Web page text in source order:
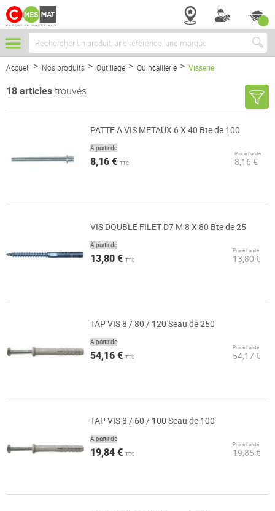
Chercher
Accueil Nos produits Outillage Quincaillerie Visserie
18articlestrouvés
PATTE A VIS METAUX 6 X 40 Bte de 100
À partir de
8,16 € TTC
Prix à l’unité
8,16 €
VIS DOUBLE FILET D7 M 8 X 80 Bte de 25
À partir de
13,80 € TTC
Prix à l’unité
13,80 €
TAP VIS 8 / 80 / 120 Seau de 250
À partir de
54,16 € TTC
Prix à l’unité
54,17 €
TAP VIS 8 / 60 / 100 Seau de 100
À partir de
19,84 € TTC
Prix à l’unité
19,85 €